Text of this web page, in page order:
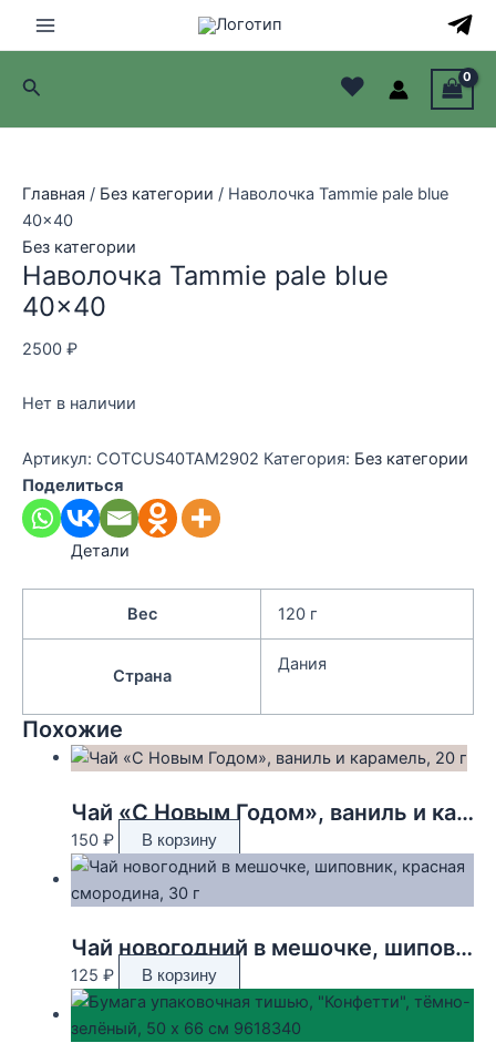
Main
Menu
Поиск ♥
Главная / Без категории / Наволочка Tammie pale blue
40×40
Без категории
Наволочка Tammie pale blue
40×40
2500 ₽
Нет в наличии
Артикул: COTCUS40TAM2902 Категория: Без категории
Поделиться
Детали
Вес 120 г
Страна
Дания
Похожие
Чай «С Новым Годом», ваниль и карамель, 20 г
150 ₽ В корзину
Чай новогодний в мешочке, шиповник, красная смородина, 30 г
125 ₽ В корзину